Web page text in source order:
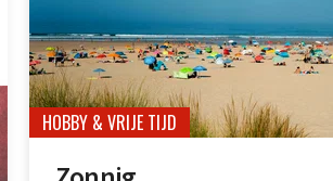
HOBBY & VRIJE TIJD